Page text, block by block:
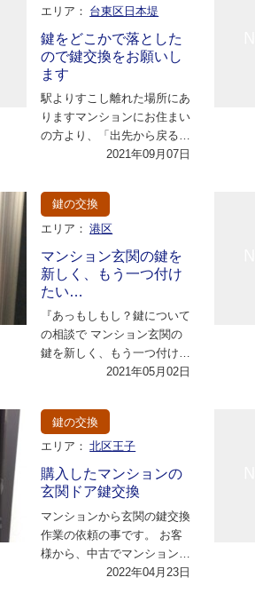
エリア： 台東区日本堤
鍵をどこかで落とした
ので鍵交換をお願いし
ます
駅よりすこし離れた場所にあ
りますマンションにお住まい
の方より、「出先から戻ると
鍵が見当たらない。どこかで
2021年09月07日
鍵の交換
エリア： 港区
マンション玄関の鍵を
新しく、もう一つ付け
たい…
『あっもしもし？鍵について
の相談で マンション玄関の
鍵を新しく、もう一つ付けた
い…』と少し不安な様子で通
2021年05月02日
鍵の交換
エリア： 北区王子
購入したマンションの
玄関ドア鍵交換
マンションから玄関の鍵交換
作業の依頼の事です。 お客
様から、中古でマンションを
購入したので、新しい鍵に交
2022年04月23日